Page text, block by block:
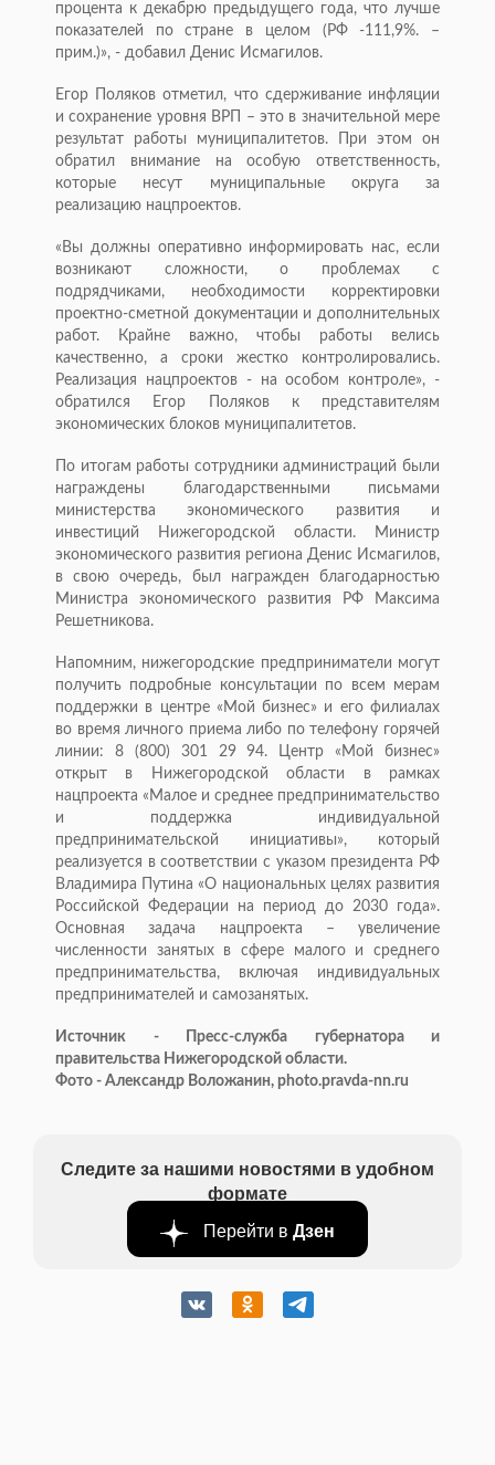
процента к декабрю предыдущего года, что лучше
показателей по стране в целом (РФ -111,9%. –
прим.)», - добавил Денис Исмагилов.
Егор Поляков отметил, что сдерживание инфляции
и сохранение уровня ВРП – это в значительной мере
результат работы муниципалитетов. При этом он
обратил внимание на особую ответственность,
которые несут муниципальные округа за
реализацию нацпроектов.
«Вы должны оперативно информировать нас, если
возникают сложности, о проблемах с
подрядчиками, необходимости корректировки
проектно-сметной документации и дополнительных
работ. Крайне важно, чтобы работы велись
качественно, а сроки жестко контролировались.
Реализация нацпроектов - на особом контроле», -
обратился Егор Поляков к представителям
экономических блоков муниципалитетов.
По итогам работы сотрудники администраций были
награждены благодарственными письмами
министерства экономического развития и
инвестиций Нижегородской области. Министр
экономического развития региона Денис Исмагилов,
в свою очередь, был награжден благодарностью
Министра экономического развития РФ Максима
Решетникова.
Напомним, нижегородские предприниматели могут
получить подробные консультации по всем мерам
поддержки в центре «Мой бизнес» и его филиалах
во время личного приема либо по телефону горячей
линии: 8 (800) 301 29 94. Центр «Мой бизнес»
открыт в Нижегородской области в рамках
нацпроекта «Малое и среднее предпринимательство
и поддержка индивидуальной
предпринимательской инициативы», который
реализуется в соответствии с указом президента РФ
Владимира Путина «О национальных целях развития
Российской Федерации на период до 2030 года».
Основная задача нацпроекта – увеличение
численности занятых в сфере малого и среднего
предпринимательства, включая индивидуальных
предпринимателей и самозанятых.
Источник - Пресс-служба губернатора и
правительства Нижегородской области.
Фото - Александр Воложанин, photo.pravda-nn.ru
Следите за нашими новостями в удобном
формате
Перейти в Дзен